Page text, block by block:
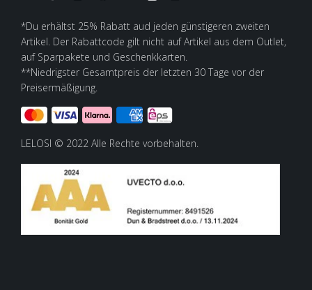
*Du erhältst 25% Rabatt aud jeden günstigeren zweiten
Artikel. Der Rabattcode gilt nicht auf Artikel aus dem Outlet,
auf Sparpakete und Geschenkkarten.
**Niedrigster Gesamtpreis der letzten 30 Tage vor der
Preisermäßigung.
LELOSI © 2022 Alle Rechte vorbehalten.